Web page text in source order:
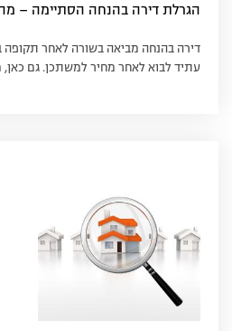
הגרלת דירה בהנחה הסתיימה –
דירה בהנחה מביאה בשורה לאחר תקופה
עתיד לבוא לאחר מחיר למשתכן. גם